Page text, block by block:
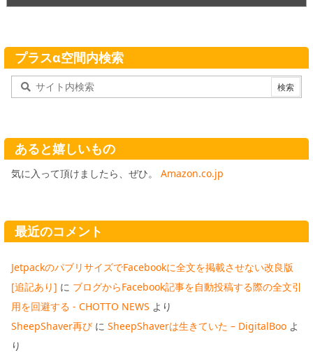
プラスα空間内検索
あると嬉しいもの
気に入って頂けましたら、ぜひ。 Amazon.co.jp
最近のコメント
JetpackのパブリサイズでFacebookに全文を掲載させない改良版
[追記あり] に ブログからFacebook記事を自動投稿する際の全文引
用を回避する - CHOTTO NEWS より
SheepShaver再び に SheepShaverは生きていた – DigitalBoo よ
り